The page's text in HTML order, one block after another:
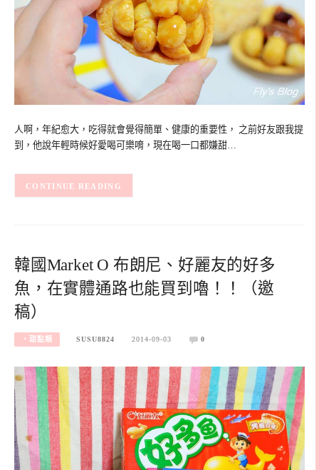
人啊，年紀愈大，吃得就會覺得簡單、健康的重要性， 之前好友跟我提
到，他說年輕時候好愛喝可樂唷，現在喝一口都嫌甜…
CONTINUE READING
韓國Market O 布朗尼、好麗友的好多
魚，在實體通路也能買到嚕！！（邀
稿）
‧甜點類 SUSU8824 2014-09-03 0